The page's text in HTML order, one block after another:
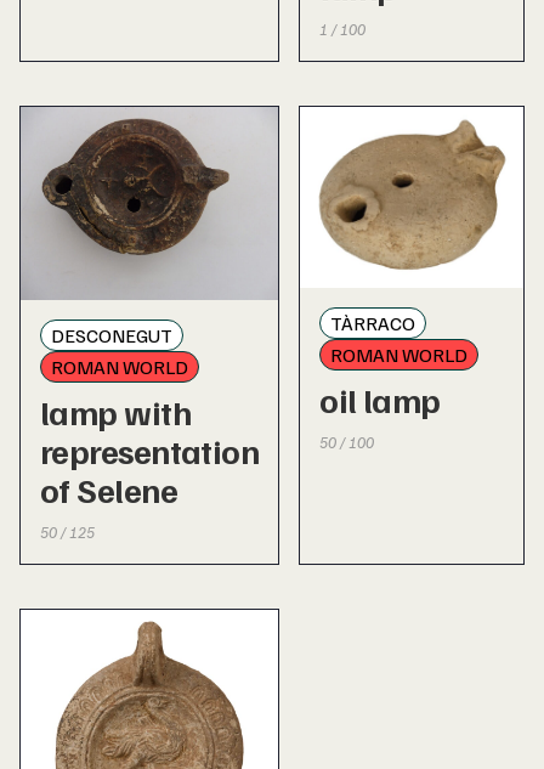
1 / 100
DESCONEGUT
ROMAN WORLD
lamp with
representation
of Selene
50 / 125
TÀRRACO
ROMAN WORLD
oil lamp
50 / 100